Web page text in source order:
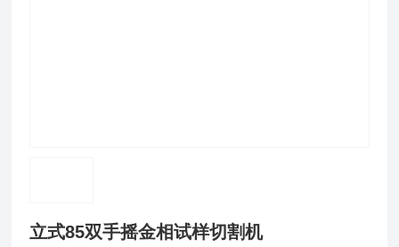
立式85双手摇金相试样切割机